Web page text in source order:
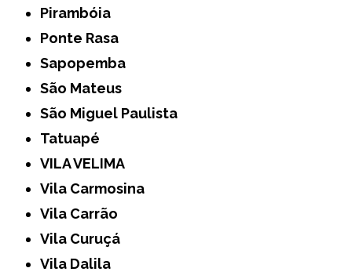
Pirambóia
Ponte Rasa
Sapopemba
São Mateus
São Miguel Paulista
Tatuapé
VILA VELIMA
Vila Carmosina
Vila Carrão
Vila Curuçá
Vila Dalila